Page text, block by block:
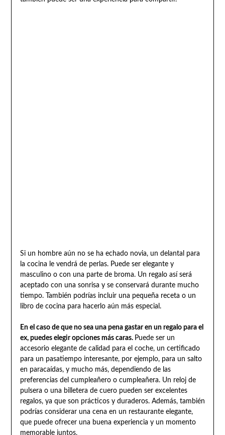
Si un hombre aún no se ha echado novia, un delantal para
la cocina le vendrá de perlas. Puede ser elegante y
masculino o con una parte de broma. Un regalo así será
aceptado con una sonrisa y se conservará durante mucho
tiempo. También podrías incluir una pequeña receta o un
libro de cocina para hacerlo aún más especial.
En el caso de que no sea una pena gastar en un regalo para el
ex, puedes elegir opciones más caras. Puede ser un
accesorio elegante de calidad para el coche, un certificado
para un pasatiempo interesante, por ejemplo, para un salto
en paracaídas, y mucho más, dependiendo de las
preferencias del cumpleañero o cumpleañera. Un reloj de
pulsera o una billetera de cuero pueden ser excelentes
regalos, ya que son prácticos y duraderos. Además, también
podrías considerar una cena en un restaurante elegante,
que puede ofrecer una buena experiencia y un momento
memorable juntos.